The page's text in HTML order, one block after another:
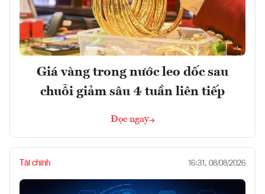
Giá vàng trong nước leo dốc sau
chuỗi giảm sâu 4 tuần liên tiếp
Đọc ngay
Tài chính 16:31, 08/08/2026